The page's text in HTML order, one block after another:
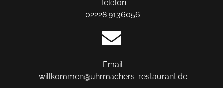
Telefon
02228 9136056
Email
willkommen@uhrmachers-restaurant.de